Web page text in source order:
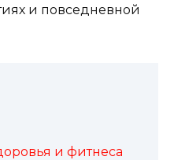
и повседневной
и фитнеса